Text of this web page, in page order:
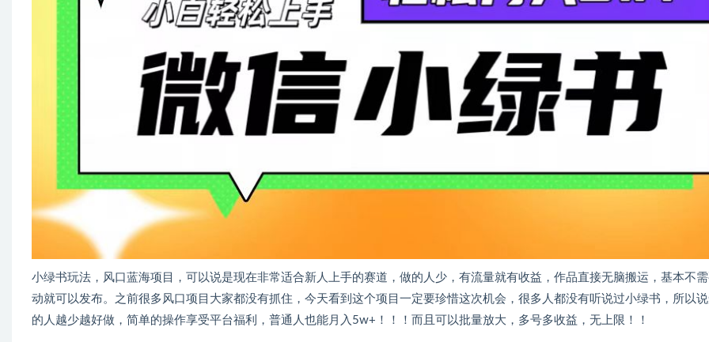
小绿书玩法，风口蓝海项目，可以说是现在非常适合新人上手的赛道，做的人少，有流量就有收益，作品直接无脑搬运，基本不
动就可以发布。之前很多风口项目大家都没有抓住，今天看到这个项目一定要珍惜这次机会，很多人都没有听说过小绿书，所以
的人越少越好做，简单的操作享受平台福利，普通人也能月入5w+！！！而且可以批量放大，多号多收益，无上限！！